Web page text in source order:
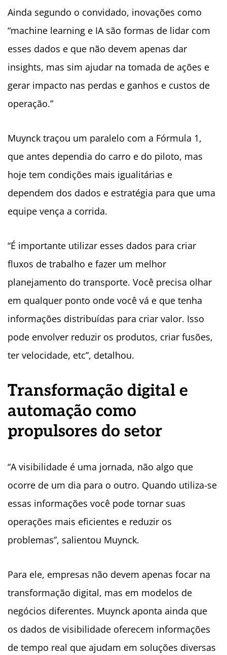
Ainda segundo o convidado, inovações como
“machine learning e IA são formas de lidar com
esses dados e que não devem apenas dar
insights, mas sim ajudar na tomada de ações e
gerar impacto nas perdas e ganhos e custos de
operação.”
Muynck traçou um paralelo com a Fórmula 1,
que antes dependia do carro e do piloto, mas
hoje tem condições mais igualitárias e
dependem dos dados e estratégia para que uma
equipe vença a corrida.
“É importante utilizar esses dados para criar
fluxos de trabalho e fazer um melhor
planejamento do transporte. Você precisa olhar
em qualquer ponto onde você vá e que tenha
informações distribuídas para criar valor. Isso
pode envolver reduzir os produtos, criar fusões,
ter velocidade, etc”, detalhou.
Transformação digital e
automação como
propulsores do setor
“A visibilidade é uma jornada, não algo que
ocorre de um dia para o outro. Quando utiliza-se
essas informações você pode tornar suas
operações mais eficientes e reduzir os
problemas”, salientou Muynck.
Para ele, empresas não devem apenas focar na
transformação digital, mas em modelos de
negócios diferentes. Muynck aponta ainda que
os dados de visibilidade oferecem informações
de tempo real que ajudam em soluções diversas